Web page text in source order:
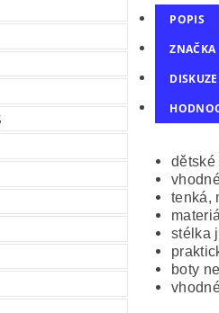
POPIS
ZNAČKA
DISKUZE
dětské
tenká,
stélka
boty